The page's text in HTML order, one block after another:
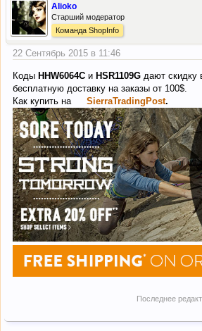
Alioko
Старший модератор
Команда ShopInfo
22 Сентябрь 2015 в 11:46
Коды HHW6064C и HSR1109G дают скидку
бесплатную доставку на заказы от 100$.
Как купить на
SierraTradingPost.
Последнее